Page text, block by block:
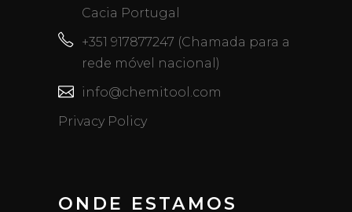
Cacia Portugal
+351 917877247 (Chamada para a
rede móvel nacional)
info@chemitool.com
Privacy Policy
ONDE ESTAMOS